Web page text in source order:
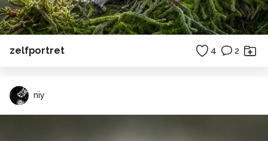
zelfportret 4 2
niy